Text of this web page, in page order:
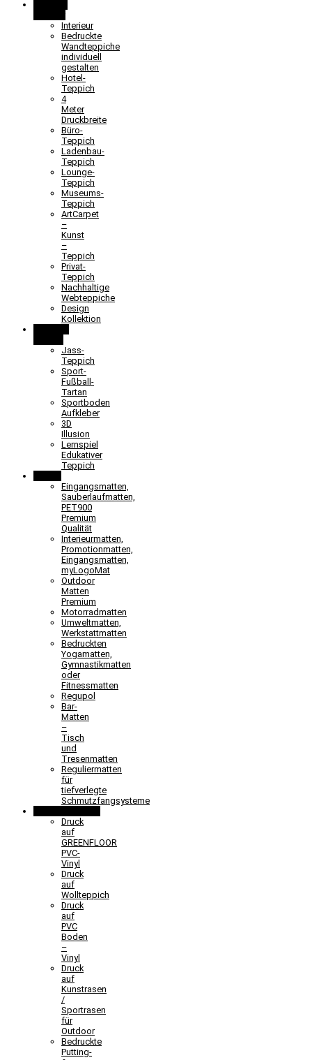
Interieur
Bedruckte
Wandteppiche
individuell
gestalten
Hotel-
Teppich
4
Meter
Druckbreite
Büro-
Teppich
Ladenbau-
Teppich
Lounge-
Teppich
Museums-
Teppich
ArtCarpet
–
Kunst
–
Teppich
Privat-
Teppich
Nachhaltige
Webteppiche
Design
Kollektion
Jass-
Teppich
Sport-
Fußball-
Tartan
Sportboden
Aufkleber
3D
Illusion
Lernspiel
Edukativer
Teppich
Eingangsmatten,
Sauberlaufmatten,
PET900
Premium
Qualität
Interieurmatten,
Promotionmatten,
Eingangsmatten,
myLogoMat
Outdoor
Matten
Premium
Motorradmatten
Umweltmatten,
Werkstattmatten
Bedruckten
Yogamatten,
Gymnastikmatten
oder
Fitnessmatten
Regupol
Bar-
Matten
–
Tisch
und
Tresenmatten
Reguliermatten
für
tiefverlegte
Schmutzfangsysteme
Druck
auf
GREENFLOOR
PVC-
Vinyl
Druck
auf
Wollteppich
Druck
auf
PVC
Boden
–
Vinyl
Druck
auf
Kunstrasen
/
Sportrasen
für
Outdoor
Bedruckte
Putting-